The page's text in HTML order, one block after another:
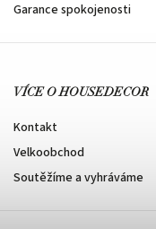
Garance spokojenosti
VÍCE O HOUSEDECOR
Kontakt
Velkoobchod
Soutěžíme a vyhráváme